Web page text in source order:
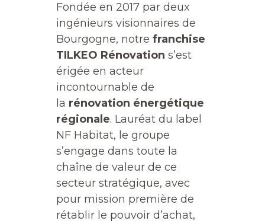
Fondée en 2017 par deux
ingénieurs visionnaires de
Bourgogne, notre franchise
TILKEO Rénovation s’est
érigée en acteur
incontournable de
la rénovation énergétique
régionale. Lauréat du label
NF Habitat, le groupe
s’engage dans toute la
chaîne de valeur de ce
secteur stratégique, avec
pour mission première de
rétablir le pouvoir d’achat,